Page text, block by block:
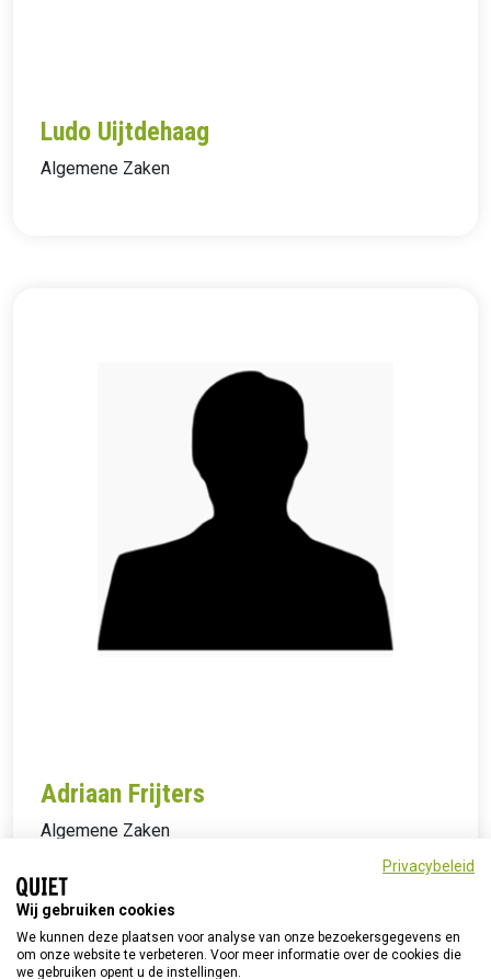
Ludo Uijtdehaag
Algemene Zaken
Adriaan Frijters
Algemene Zaken
Privacybeleid
Wij gebruiken cookies
We kunnen deze plaatsen voor analyse van onze bezoekersgegevens en
om onze website te verbeteren. Voor meer informatie over de cookies die
we gebruiken opent u de instellingen.